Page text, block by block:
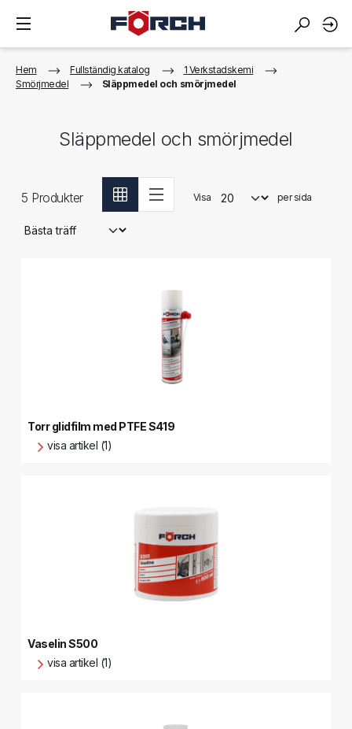
Hem Fullständig katalog
1 Verkstadskemi
Smörjmedel
Släppmedel och smörjmedel
Släppmedel och smörjmedel
5 Produkter Visa per sida
Torr glidfilm med PTFE S419
visa artikel (1)
Vaselin S500
visa artikel (1)